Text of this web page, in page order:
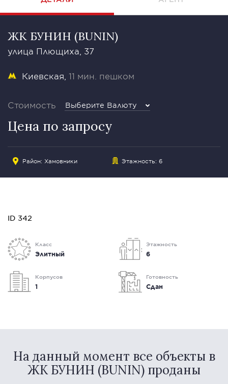
ЖК БУНИН (BUNIN)
улица Плющиха, 37
Киевская 11 мин. пешком
Стоимость Выберите Валюту
Цена по запросу
Район: Хамовники Этажность: 6
ID 342
Класс
Элитный
Этажность
6
Корпусов
1
Готовность
Сдан
На данный момент все объекты в
ЖК БУНИН (BUNIN) проданы